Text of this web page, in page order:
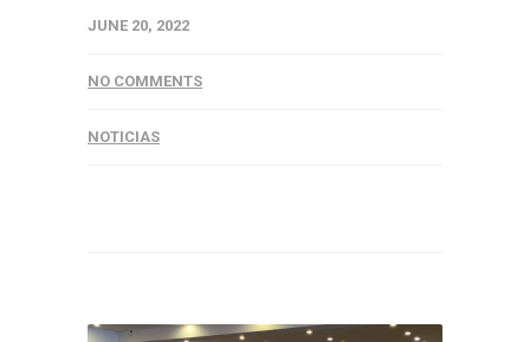
JUNE 20, 2022
NO COMMENTS
NOTICIAS